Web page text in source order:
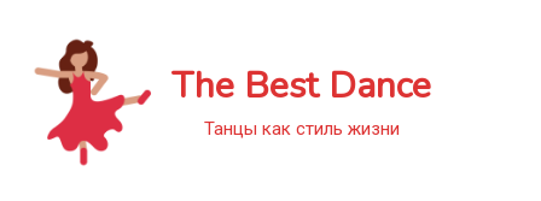
content
The Best Dance
Танцы как стиль жизни